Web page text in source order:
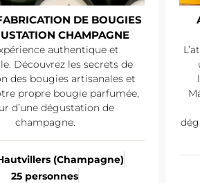
DE BOUGIES
CHAMPAGNE
authentique et
Découvrez les secrets de
des bougies artisanales et
propre bougie parfumée,
d’une dégustation de
champagne.
(Champagne)
25 personnes